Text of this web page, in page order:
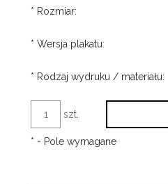
* Rozmiar:
* Wersja plakatu:
* Rodzaj wydruku / materiału:
szt.
* - Pole wymagane